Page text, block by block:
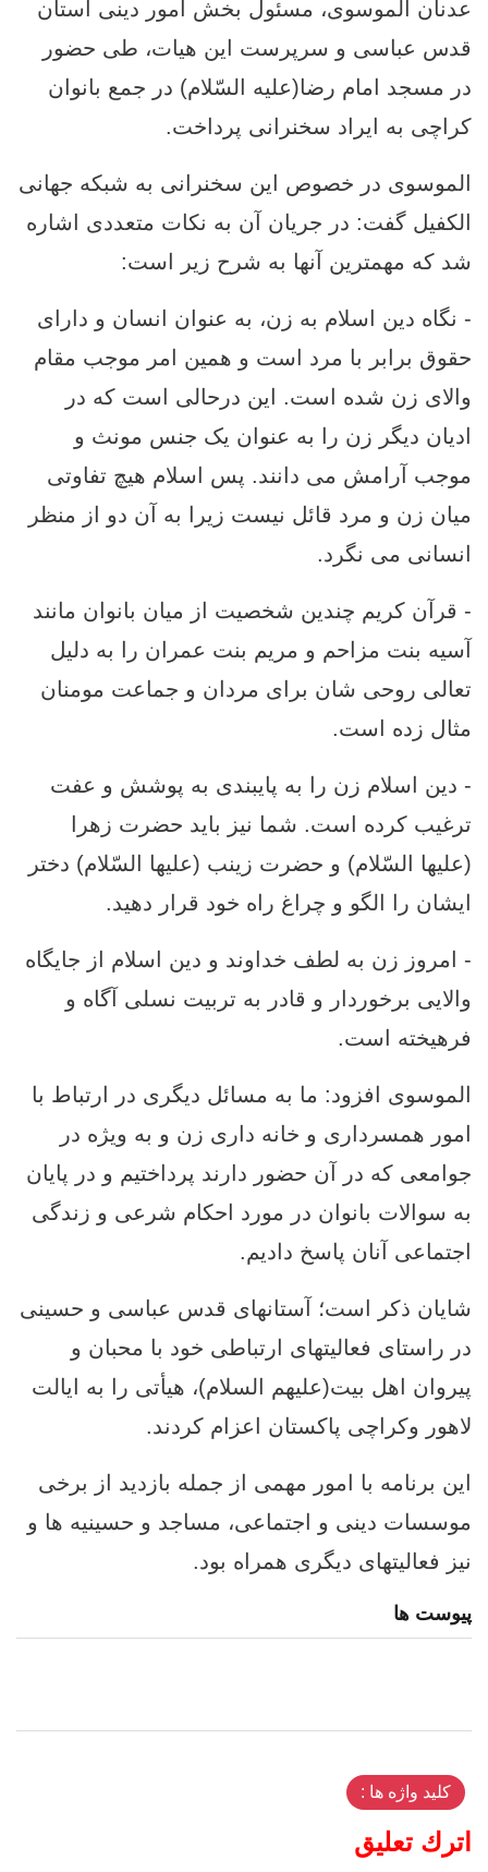
عدنان الموسوی، مسئول بخش امور دینی آستان
قدس عباسی و سرپرست این هیات، طی حضور
در مسجد امام رضا(علیه السّلام) در جمع بانوان
کراچی به ایراد سخنرانی پرداخت.
الموسوی در خصوص این سخنرانی به شبکه جهانی
الکفیل گفت: در جریان آن به نکات متعددی اشاره
شد که مهمترین آنها به شرح زیر است:
- نگاه دین اسلام به زن، به عنوان انسان و دارای
حقوق برابر با مرد است و همین امر موجب مقام
والای زن شده است. این درحالی است که در
ادیان دیگر زن را به عنوان یک جنس مونث و
موجب آرامش می دانند. پس اسلام هیچ تفاوتی
میان زن و مرد قائل نیست زیرا به آن دو از منظر
انسانی می نگرد.
- قرآن کریم چندین شخصیت از میان بانوان مانند
آسیه بنت مزاحم و مریم بنت عمران را به دلیل
تعالی روحی شان برای مردان و جماعت مومنان
مثال زده است.
- دین اسلام زن را به پایبندی به پوشش و عفت
ترغیب کرده است. شما نیز باید حضرت زهرا
(علیها السّلام) و حضرت زینب (علیها السّلام) دختر
ایشان را الگو و چراغ راه خود قرار دهید.
- امروز زن به لطف خداوند و دین اسلام از جایگاه
والایی برخوردار و قادر به تربیت نسلی آگاه و
فرهیخته است.
الموسوی افزود: ما به مسائل دیگری در ارتباط با
امور همسرداری و خانه داری زن و به ویژه در
جوامعی که در آن حضور دارند پرداختیم و در پایان
به سوالات بانوان در مورد احکام شرعی و زندگی
اجتماعی آنان پاسخ دادیم.
شایان ذکر است؛ آستانهای قدس عباسی و حسینی
در راستای فعالیتهای ارتباطی خود با محبان و
پیروان اهل بیت(علیهم السلام)، هیأتی را به ایالت
لاهور وکراچی پاکستان اعزام کردند.
این برنامه با امور مهمی از جمله بازدید از برخی
موسسات دینی و اجتماعی، مساجد و حسینیه ها و
نیز فعالیتهای دیگری همراه بود.
پیوست ها
کلید واژه ها :
اترك تعليق